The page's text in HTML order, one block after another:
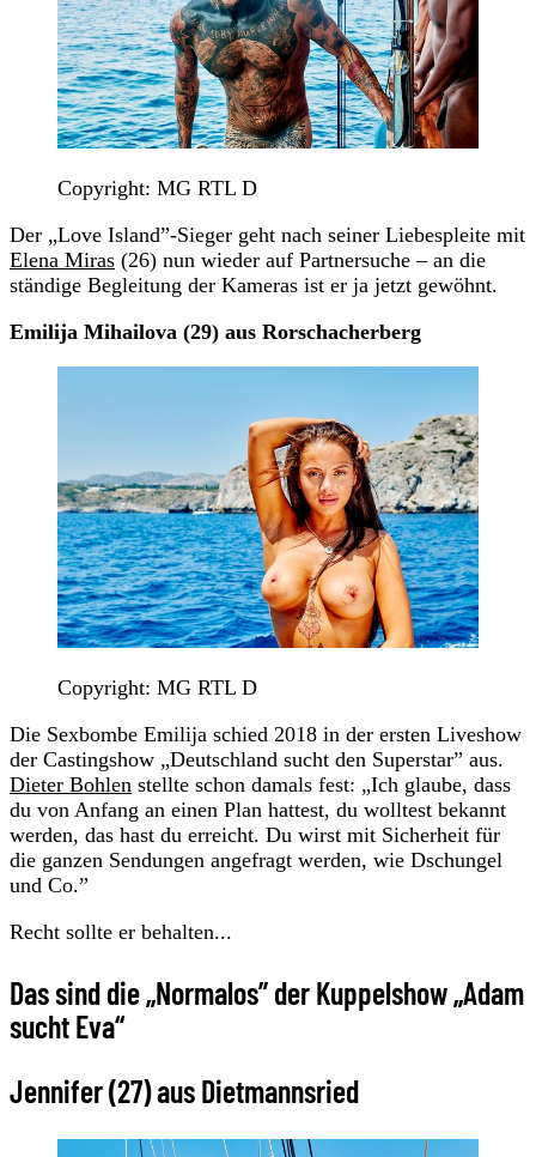
Copyright: MG RTL D
Der „Love Island”-Sieger geht nach seiner Liebespleite mit
Elena Miras (26) nun wieder auf Partnersuche – an die
ständige Begleitung der Kameras ist er ja jetzt gewöhnt.
Emilija Mihailova (29) aus Rorschacherberg
Copyright: MG RTL D
Die Sexbombe Emilija schied 2018 in der ersten Liveshow
der Castingshow „Deutschland sucht den Superstar” aus.
Dieter Bohlen stellte schon damals fest: „Ich glaube, dass
du von Anfang an einen Plan hattest, du wolltest bekannt
werden, das hast du erreicht. Du wirst mit Sicherheit für
die ganzen Sendungen angefragt werden, wie Dschungel
und Co.”
Recht sollte er behalten...
Das sind die „Normalos” der Kuppelshow „Adam
sucht Eva“
Jennifer (27) aus Dietmannsried